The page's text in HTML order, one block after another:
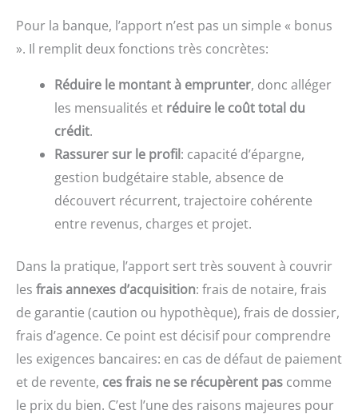
Pour la banque, l’apport n’est pas un simple « bonus
». Il remplit deux fonctions très concrètes:
Réduire le montant à emprunter, donc alléger
les mensualités et réduire le coût total du
crédit.
Rassurer sur le profil: capacité d’épargne,
gestion budgétaire stable, absence de
découvert récurrent, trajectoire cohérente
entre revenus, charges et projet.
Dans la pratique, l’apport sert très souvent à couvrir
les frais annexes d’acquisition: frais de notaire, frais
de garantie (caution ou hypothèque), frais de dossier,
frais d’agence. Ce point est décisif pour comprendre
les exigences bancaires: en cas de défaut de paiement
et de revente, ces frais ne se récupèrent pas comme
le prix du bien. C’est l’une des raisons majeures pour